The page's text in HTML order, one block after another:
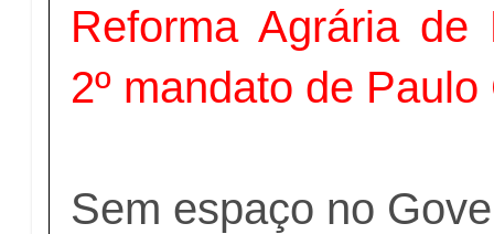
Reforma Agrária de
2º mandato de
Sem espaço no